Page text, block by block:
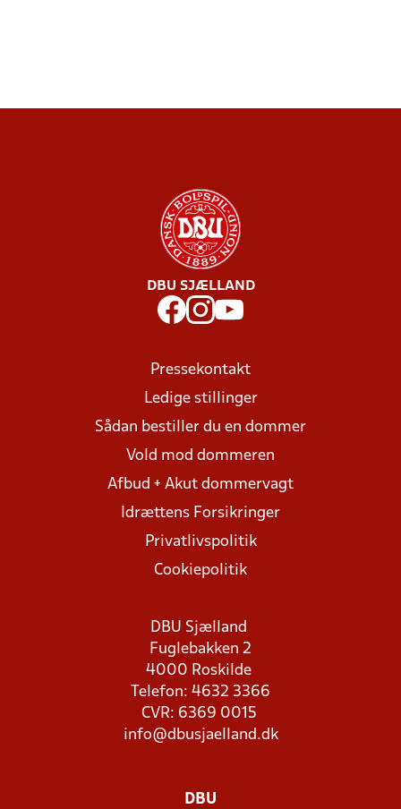
DBU SJÆLLAND
Pressekontakt
Ledige stillinger
Sådan bestiller du en dommer
Vold mod dommeren
Afbud + Akut dommervagt
Idrættens Forsikringer
Privatlivspolitik
Cookiepolitik
DBU Sjælland
Fuglebakken 2
4000 Roskilde
Telefon: 4632 3366
CVR: 6369 0015
info@dbusjaelland.dk
DBU